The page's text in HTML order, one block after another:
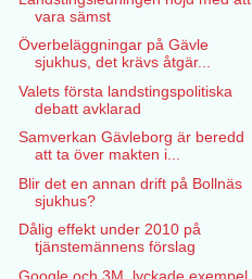
vara sämst
Överbeläggningar på Gävle
sjukhus, det krävs åtgär...
Valets första landstingspolitiska
debatt avklarad
Samverkan Gävleborg är beredd
att ta över makten i...
Blir det en annan drift på Bollnäs
sjukhus?
Dålig effekt under 2010 på
tjänstemännens förslag